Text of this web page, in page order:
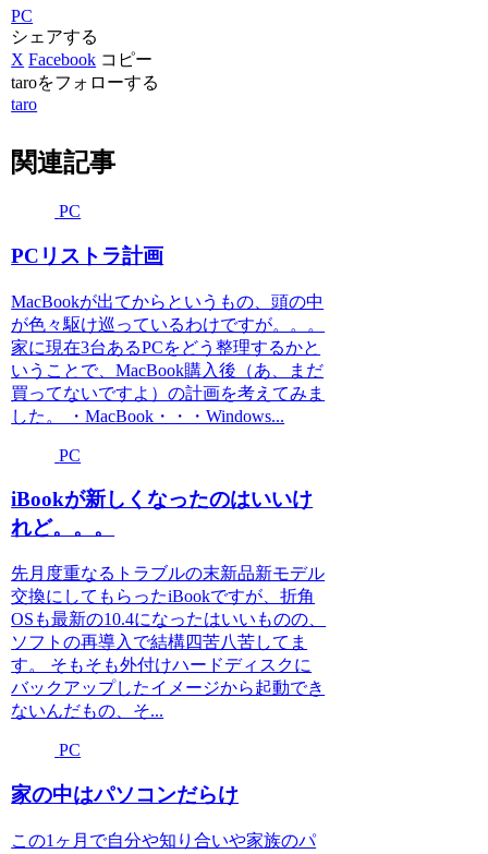
PC
シェアする
X Facebook コピー
taroをフォローする
taro
関連記事
PC
PCリストラ計画
MacBookが出てからというもの、頭の中
が色々駆け巡っているわけですが。。。
家に現在3台あるPCをどう整理するかと
いうことで、MacBook購入後（あ、まだ
買ってないですよ）の計画を考えてみま
した。 ・MacBook・・・Windows...
PC
iBookが新しくなったのはいいけ
れど。。。
先月度重なるトラブルの末新品新モデル
交換にしてもらったiBookですが、折角
OSも最新の10.4になったはいいものの、
ソフトの再導入で結構四苦八苦してま
す。 そもそも外付けハードディスクに
バックアップしたイメージから起動でき
ないんだもの、そ...
PC
家の中はパソコンだらけ
この1ヶ月で自分や知り合いや家族のパ